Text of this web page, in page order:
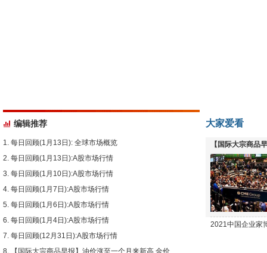
编辑推荐
每日回顾(1月13日): 全球市场概览
每日回顾(1月13日):A股市场行情
每日回顾(1月10日):A股市场行情
每日回顾(1月7日):A股市场行情
每日回顾(1月6日):A股市场行情
每日回顾(1月4日):A股市场行情
每日回顾(12月31日):A股市场行情
【国际大宗商品早报】油价涨至一个月来新高 金价
大家爱看
【国际大宗商品
下跌
2021中国企业家